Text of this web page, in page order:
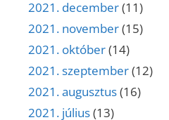
2021. december(11)
2021. november(15)
2021. október(14)
2021. szeptember(12)
2021. augusztus(16)
2021. július(13)